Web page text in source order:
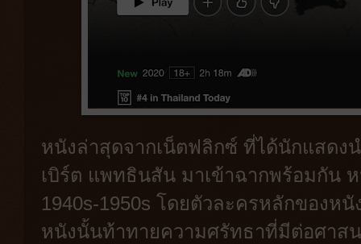
หนังล่าสุดจากเน็ตฟลิกซ์ ที่ได้นักแสดง
เบิร์ต แพทธินสัน มาเข้าฉากพร้อมกัน
1940s-1950s โดยตัวละครหลักของห
หนังนั้นท้าทายความศรัทธาที่มีต่อศาสน